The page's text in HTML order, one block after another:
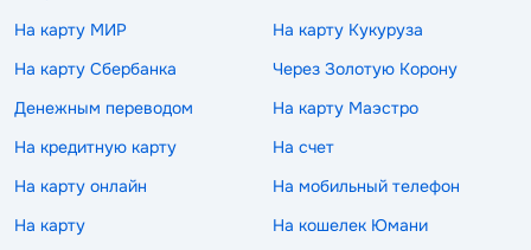
На карту МИР
На карту Кукуруза
На карту Сбербанка
Через Золотую Корону
Денежным переводом
На карту Маэстро
На кредитную карту
На счет
На карту онлайн
На мобильный телефон
На карту
На кошелек Юмани